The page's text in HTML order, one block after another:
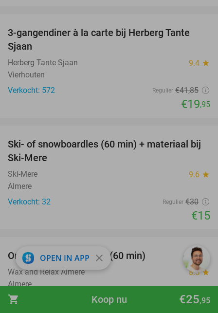
shopping_cart €25,95
Koop nu
52%
3-gangendiner à la carte bij Herberg Tante
Sjaan
Herberg Tante Sjaan 9.4 star
Vierhouten
Verkocht: 572
Regulier €41,85
€19,95
50%
Ski- of snowboardles (60 min) + materiaal bij
Ski-Mere
Ski-Mere 9.6 star
Almere
Verkocht: 32
Regulier €30
€15
50%
Ontspanningsmassage (60 min)
Wax and Relax Almere 8.5 star
Almere
Verkocht: 119
€67,50
OPEN IN APP close